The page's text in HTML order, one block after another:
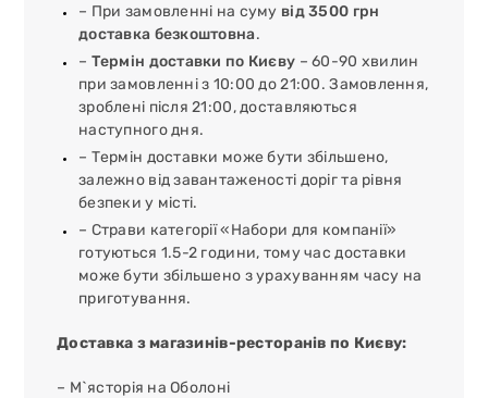
– При замовленні на суму від 3500 грн
доставка безкоштовна.
– Термін доставки по Києву – 60-90 хвилин
при замовленні з 10:00 до 21:00. Замовлення,
зроблені після 21:00, доставляються
наступного дня.
– Термін доставки може бути збільшено,
залежно від завантаженості доріг та рівня
безпеки у місті.
– Страви категорії «Набори для компанії»
готуються 1.5-2 години, тому час доставки
може бути збільшено з урахуванням часу на
приготування.
Доставка з магазинів-ресторанів по Києву:
– М`ясторія на Оболоні